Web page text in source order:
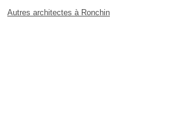
Autres architectes à Ronchin